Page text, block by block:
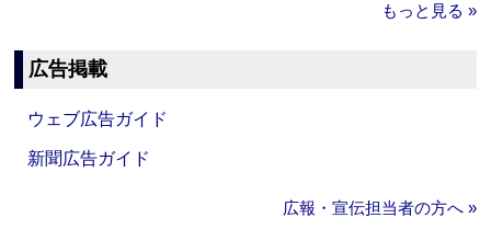
もっと見る »
広告掲載
ウェブ広告ガイド
新聞広告ガイド
広報・宣伝担当者の方へ »